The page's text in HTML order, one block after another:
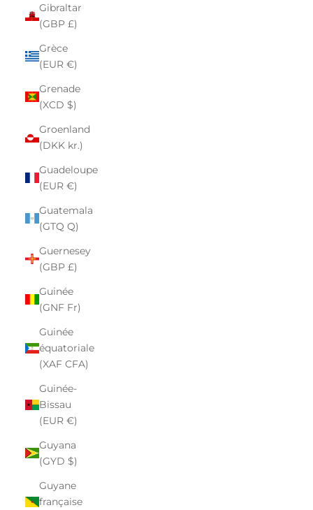
Gibraltar
(GBP £)
Grèce
(EUR €)
Grenade
(XCD $)
Groenland
(DKK kr.)
Guadeloupe
(EUR €)
Guatemala
(GTQ Q)
Guernesey
(GBP £)
Guinée
(GNF Fr)
Guinée
équatoriale
(XAF CFA)
Guinée-
Bissau
(EUR €)
Guyana
(GYD $)
Guyane
française